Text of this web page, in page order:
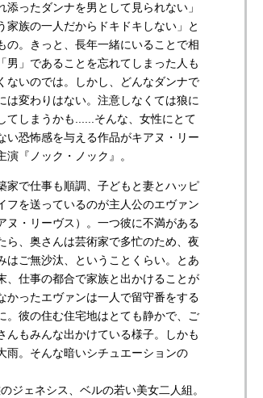
添ったダンナを男として見られない」
家族の一人だからドキドキしない」と
の。きっと、長年一緒にいることで相
男」であることを忘れてしまった人も
ないのでは。しかし、どんなダンナで
は変わりはない。注意しなくては狼に
てしまうかも......そんな、女性にとて
い恐怖感を与える作品がキアヌ・リー
演『ノック・ノック』。
家で仕事も順調、子どもと妻とハッピ
フを送っているのが主人公のエヴァン
ヌ・リーヴス）。一つ彼に不満がある
ら、奥さんは芸術家で多忙のため、夜
はご無沙汰、ということくらい。とあ
、仕事の都合で家族と出かけることが
かったエヴァンは一人で留守番をする
。彼の住む住宅地はとても静かで、ご
んもみんな出かけている様子。しかも
雨。そんな暗いシチュエーションの
ェネシス、ベルの若い美女二人組。